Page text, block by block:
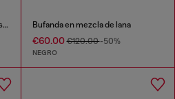
Bufanda de lana reversible en dos tonos Bufanda en mezcla de lana
€60.00€120.00-50%
NEGRO